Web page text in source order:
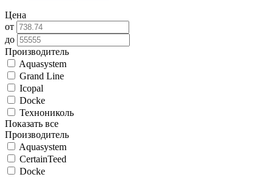
Цена
от
до
Производитель
Aquasystem
Grand Line
Icopal
Docke
Технониколь
Показать все
Производитель
Aquasystem
CertainTeed
Docke